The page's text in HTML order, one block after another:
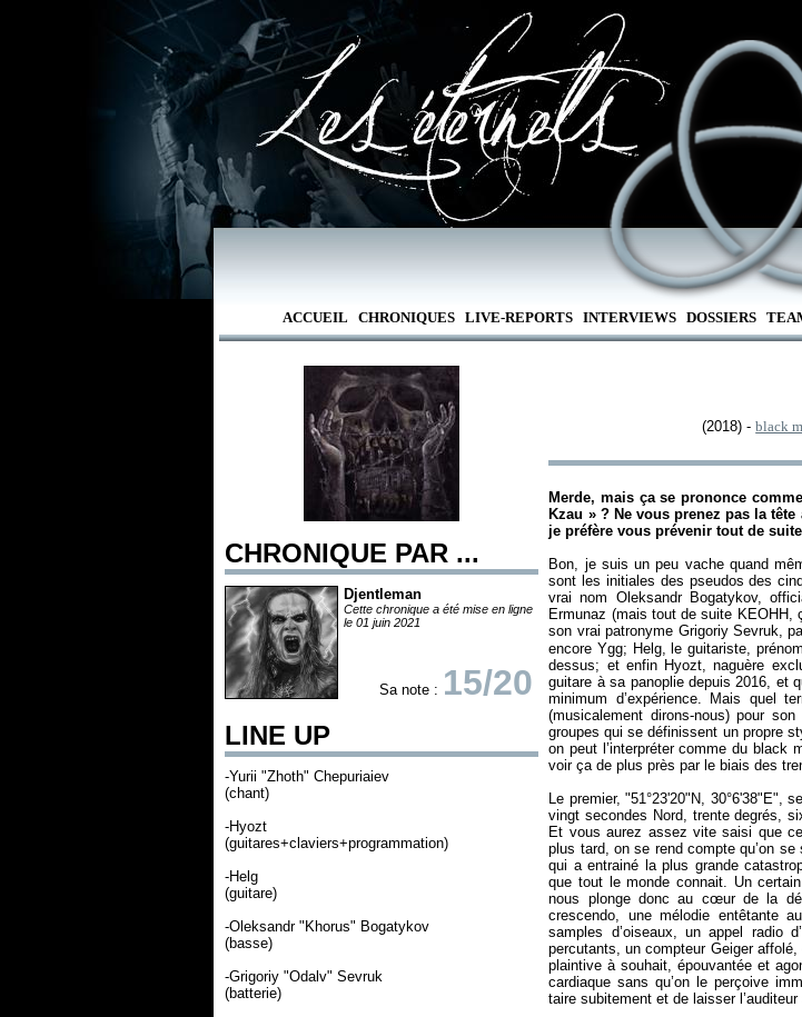
ACCUEIL CHRONIQUES LIVE-REPORTS INTERVIEWS DOSSIERS
CHRONIQUE PAR ...
Djentleman
Cette chronique a été mise en ligne
le 01 juin 2021
Sa note : 15/20
LINE UP
-Yurii "Zhoth" Chepuriaiev
(chant)
-Hyozt
(guitares+claviers+programmation)
-Helg
(guitare)
-Oleksandr "Khorus" Bogatykov
(basse)
-Grigoriy "Odalv" Sevruk
(batterie)
(2018) -black
Merde, mais ça se prononce
Kzau » ? Ne vous prenez pas la
je préfère vous prévenir tout de
Bon, je suis un peu vache quand
sont les initiales des pseudos des
vrai nom Oleksandr Bogatykov,
Ermunaz (mais tout de suite KEOHH,
son vrai patronyme Grigoriy Sevruk,
encore Ygg; Helg, le guitariste,
dessus; et enfin Hyozt, naguère
guitare à sa panoplie depuis 2016, et
minimum d’expérience. Mais quel
(musicalement dirons-nous) pour
groupes qui se définissent un propre
on peut l’interpréter comme du black
voir ça de plus près par le biais des
Le premier, "51°23'20"N, 30°6'38"E",
vingt secondes Nord, trente degrés,
Et vous aurez assez vite saisi que
plus tard, on se rend compte qu’on
qui a entrainé la plus grande
que tout le monde connait. Un
nous plonge donc au cœur de la
crescendo, une mélodie entêtante
samples d’oiseaux, un appel radio
percutants, un compteur Geiger
plaintive à souhait, épouvantée et
cardiaque sans qu’on le perçoive
taire subitement et de laisser l’auditeur